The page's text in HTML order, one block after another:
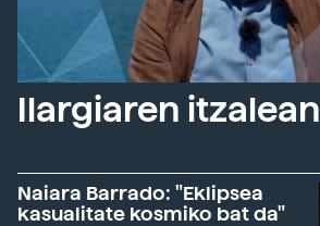
Ilargiaren itzalean
Naiara Barrado: "Eklipsea
kasualitate kosmiko bat da"